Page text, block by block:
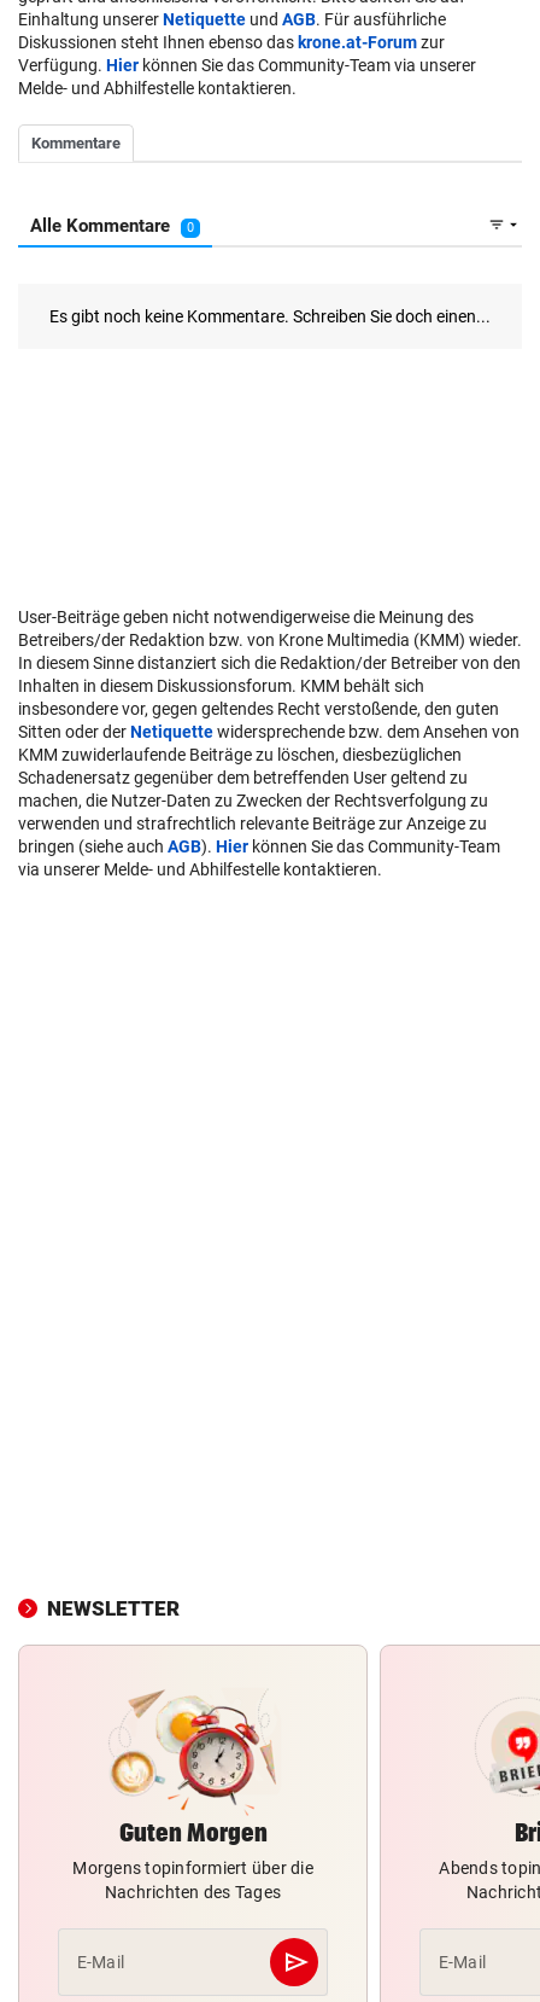
Einhaltung unsererNetiquette und AGB. Für ausführliche
Diskussionen steht Ihnen ebenso das krone.at-Forumzur
Verfügung. Hier können Sie das Community-Team via unserer
Melde- und Abhilfestelle kontaktieren.
User-Beiträge geben nicht notwendigerweise die Meinung des
Betreibers/der Redaktion bzw. von Krone Multimedia (KMM) wieder.
In diesem Sinne distanziert sich die Redaktion/der Betreiber von den
Inhalten in diesem Diskussionsforum. KMM behält sich
insbesondere vor, gegen geltendes Recht verstoßende, den guten
Sitten oder derNetiquettewidersprechende bzw. dem Ansehen von
KMM zuwiderlaufende Beiträge zu löschen, diesbezüglichen
Schadenersatz gegenüber dem betreffenden User geltend zu
machen, die Nutzer-Daten zu Zwecken der Rechtsverfolgung zu
verwenden und strafrechtlich relevante Beiträge zur Anzeige zu
bringen (siehe auch AGB). Hier können Sie das Community-Team
via unserer Melde- und Abhilfestelle kontaktieren.
NEWSLETTER
Guten Morgen
Morgens topinformiert über die
Nachrichten des Tages
E-Mail send
Abschicken
Abends
E-Mail